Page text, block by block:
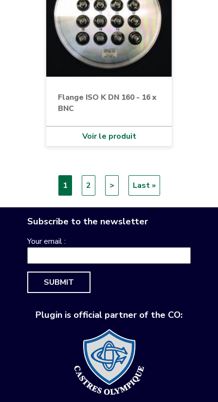
Flange ISO K DN 160 - 16 x
BNC
Voir le produit
Current
page
1 Page
2
Next
page
>
Last
page
Last »
Subscribe to the newsletter
Your email :
SUBMIT
Plugin is official partner of the CO: